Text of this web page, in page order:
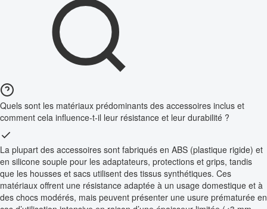
Quels sont les matériaux prédominants des accessoires inclus et
comment cela influence-t-il leur résistance et leur durabilité ?
La plupart des accessoires sont fabriqués en ABS (plastique rigide) et
en silicone souple pour les adaptateurs, protections et grips, tandis
que les housses et sacs utilisent des tissus synthétiques. Ces
matériaux offrent une résistance adaptée à un usage domestique et à
des chocs modérés, mais peuvent présenter une usure prématurée en